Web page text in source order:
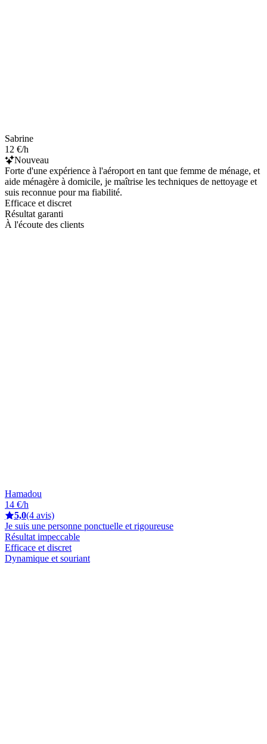
Sabrine
12 €/h
Nouveau
Forte d'une expérience à l'aéroport en tant que femme de ménage, et
aide ménagère à domicile, je maîtrise les techniques de nettoyage et
suis reconnue pour ma fiabilité.
Efficace et discret
Résultat garanti
À l'écoute des clients
Hamadou
14 €/h
5,0(4 avis)
Je suis une personne ponctuelle et rigoureuse
Résultat impeccable
Efficace et discret
Dynamique et souriant